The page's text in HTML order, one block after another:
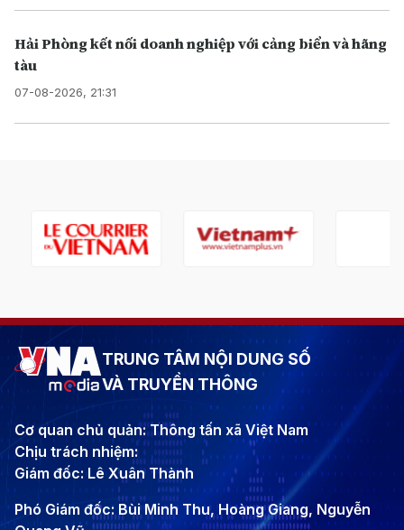
Hải Phòng kết nối doanh nghiệp với cảng biển và hãng
tàu
07-08-2026, 21:31
TRUNG TÂM NỘI DUNG SỐ
VÀ TRUYỀN THÔNG
Cơ quan chủ quản: Thông tấn xã Việt Nam
Chịu trách nhiệm:
Giám đốc: Lê Xuân Thành
Phó Giám đốc: Bùi Minh Thu, Hoàng Giang, Nguyễn